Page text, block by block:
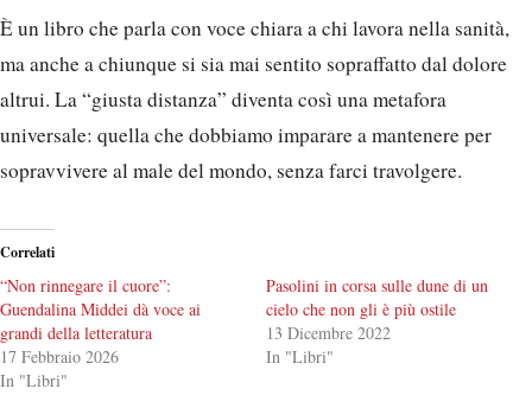
È un libro che parla con voce chiara a chi lavora nella sanità,
ma anche a chiunque si sia mai sentito sopraffatto dal dolore
altrui. La “giusta distanza” diventa così una metafora
universale: quella che dobbiamo imparare a mantenere per
sopravvivere al male del mondo, senza farci travolgere.
Correlati
“Non rinnegare il cuore”:
Guendalina Middei dà voce ai
grandi della letteratura
17 Febbraio 2026
In "Libri"
Pasolini in corsa sulle dune di un
cielo che non gli è più ostile
13 Dicembre 2022
In "Libri"